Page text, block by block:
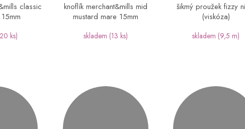
classic
ks)
knoflík merchant&mills mid
mustard mare 15mm
skladem (13 ks)
šikmý proužek fizzy
(viskóza)
skladem (9,5 m)